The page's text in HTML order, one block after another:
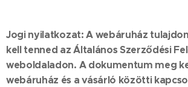
Jogi nyilatkozat: A webáruház
kell tenned az Általános Szerződési
weboldaladon. A dokumentum meg
webáruház és a vásárló közötti